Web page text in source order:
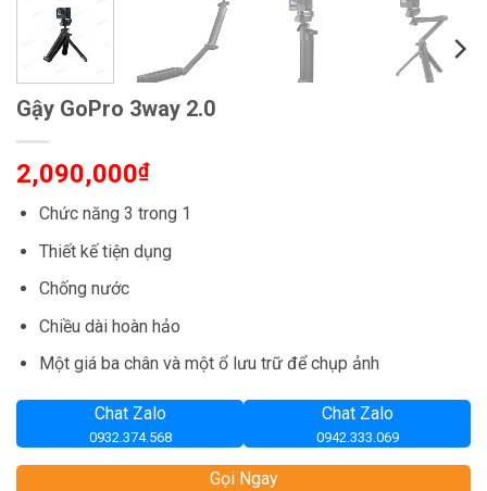
Gậy GoPro 3way 2.0
2,090,000₫
Chức năng 3 trong 1
Thiết kế tiện dụng
Chống nước
Chiều dài hoàn hảo
Một giá ba chân và một ổ lưu trữ để chụp ảnh
Chat Zalo
0932.374.568
Chat Zalo
0942.333.069
Gọi Ngay